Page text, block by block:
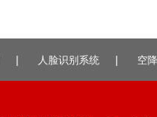
| 人脸识别系统 | 空